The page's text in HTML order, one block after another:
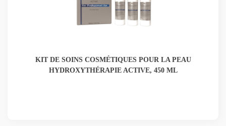
KIT DE SOINS COSMÉTIQUES POUR LA PEAU
HYDROXYTHÉRAPIE ACTIVE, 450 ML